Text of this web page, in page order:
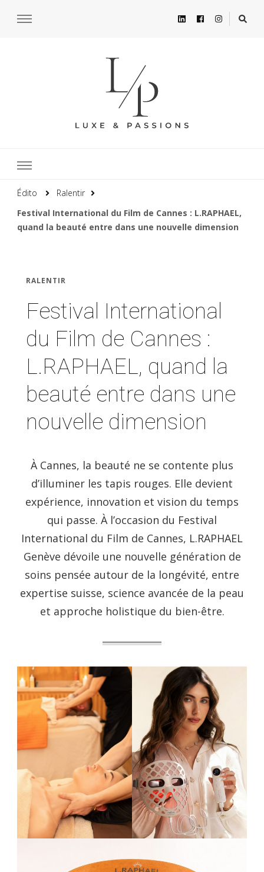
Édito
Ralentir
Festival International du Film de Cannes : L.RAPHAEL,
quand la beauté entre dans une nouvelle dimension
RALENTIR
Festival International
du Film de Cannes :
L.RAPHAEL, quand la
beauté entre dans une
nouvelle dimension
À Cannes, la beauté ne se contente plus
d’illuminer les tapis rouges. Elle devient
expérience, innovation et vision du temps
qui passe. À l’occasion du Festival
International du Film de Cannes, L.RAPHAEL
Genève dévoile une nouvelle génération de
soins pensée autour de la longévité, entre
expertise suisse, science avancée de la peau
et approche holistique du bien-être.